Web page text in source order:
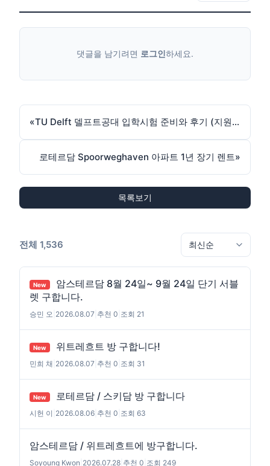
댓글을 남기려면 로그인하세요.
« TU Delft 델프트공대 입학시험 준비와 후기 (지원 마감일 1월 25일)
로테르담 Spoorweghaven 아파트 1년 장기 렌트»
목록보기
전체 1,536
New
암스테르담 8월 24일~ 9월 24일 단기 서블
렛 구합니다.
승민 오 2026.08.07 추천 0 조회 21
New 위트레흐트 방 구합니다!
민희 채 2026.08.07 추천 0 조회 31
New 로테르담 / 스키담 방 구합니다
시헌 이 2026.08.06 추천 0 조회 63
암스테르담 / 위트레흐트에 방구합니다.
Soyoung Kwon 2026.07.28 추천 0 조회 249